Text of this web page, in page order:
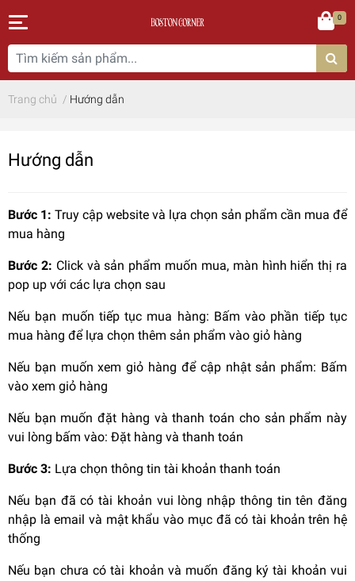
0
Trang chủ / Hướng dẫn
Hướng dẫn
Bước 1: Truy cập website và lựa chọn sản phẩm cần mua để
mua hàng
Bước 2: Click và sản phẩm muốn mua, màn hình hiển thị ra
pop up với các lựa chọn sau
Nếu bạn muốn tiếp tục mua hàng: Bấm vào phần tiếp tục
mua hàng để lựa chọn thêm sản phẩm vào giỏ hàng
Nếu bạn muốn xem giỏ hàng để cập nhật sản phẩm: Bấm
vào xem giỏ hàng
Nếu bạn muốn đặt hàng và thanh toán cho sản phẩm này
vui lòng bấm vào: Đặt hàng và thanh toán
Bước 3: Lựa chọn thông tin tài khoản thanh toán
Nếu bạn đã có tài khoản vui lòng nhập thông tin tên đăng
nhập là email và mật khẩu vào mục đã có tài khoản trên hệ
thống
Nếu bạn chưa có tài khoản và muốn đăng ký tài khoản vui